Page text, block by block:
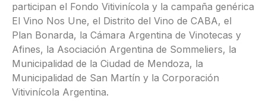
participan el Fondo Vitivinícola y la campaña genérica
El Vino Nos Une, el Distrito del Vino de CABA, el
Plan Bonarda, la Cámara Argentina de Vinotecas y
Afines, la Asociación Argentina de Sommeliers, la
Municipalidad de la Ciudad de Mendoza, la
Municipalidad de San Martín y la Corporación
Vitivinícola Argentina.